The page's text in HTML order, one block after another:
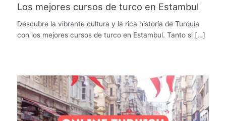
Los mejores cursos de turco en Estambul
Descubre la vibrante cultura y la rica historia de Turquía
con los mejores cursos de turco en Estambul. Tanto si […]